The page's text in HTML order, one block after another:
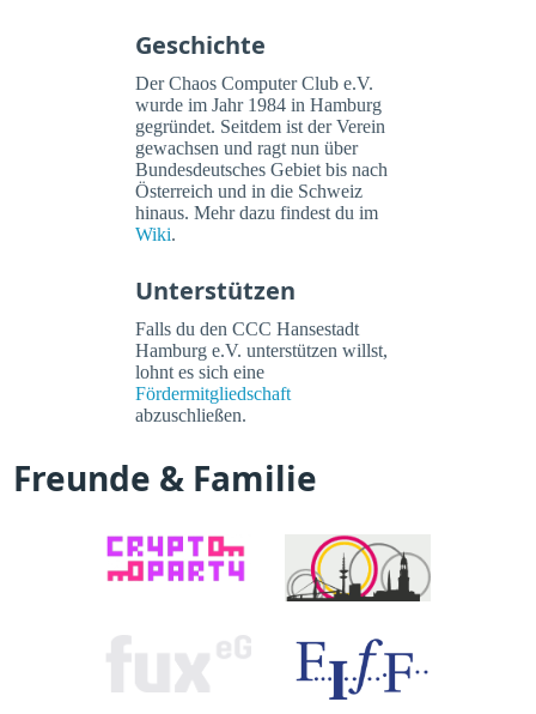
Geschichte
Der Chaos Computer Club e.V.
wurde im Jahr 1984 in Hamburg
gegründet. Seitdem ist der Verein
gewachsen und ragt nun über
Bundesdeutsches Gebiet bis nach
Österreich und in die Schweiz
hinaus. Mehr dazu findest du im
Wiki.
Unterstützen
Falls du den CCC Hansestadt
Hamburg e.V. unterstützen willst,
lohnt es sich eine
Fördermitgliedschaft
abzuschließen.
Freunde & Familie